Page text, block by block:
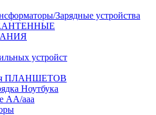
Зарядные устройства
устройст
ПЛАНШЕТОВ
Ноутбука
АА/ааа